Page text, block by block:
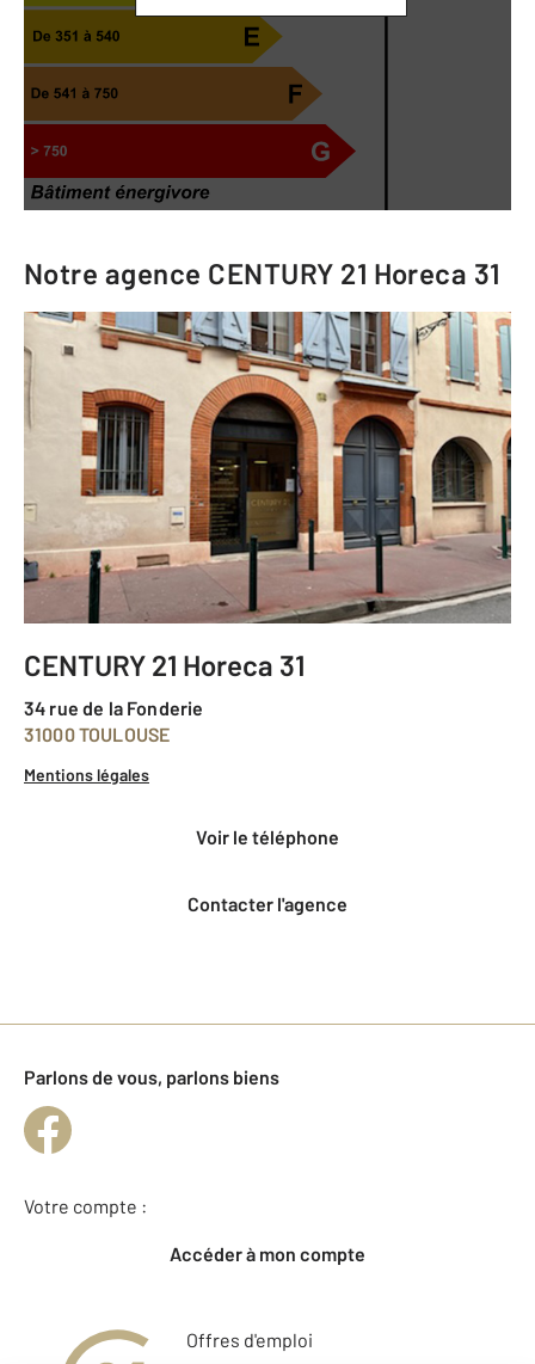
Notre agence CENTURY 21 Horeca 31
CENTURY 21 Horeca 31
34 rue de la Fonderie
31000 TOULOUSE
Mentions légales
voir le téléphone
Contacter l'agence
Parlons de vous, parlons biens
Votre compte :
Accéder à mon compte
Offres d'emploi